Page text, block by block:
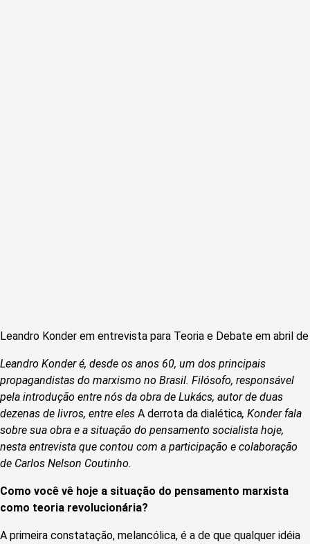
Leandro Konder em entrevista para Teoria e Debate em abril
Leandro Konder é, desde os anos 60, um dos principais
propagandistas do marxismo no Brasil. Filósofo, responsável
pela introdução entre nós da obra de Lukács, autor de duas
dezenas de livros, entre eles A derrota da dialética, Konder fala
sobre sua obra e a situação do pensamento socialista hoje,
nesta entrevista que contou com a participação e colaboração
de Carlos Nelson Coutinho.
Como você vê hoje a situação do pensamento marxista
como teoria revolucionária?
A primeira constatação, melancólica, é a de que qualquer idéia